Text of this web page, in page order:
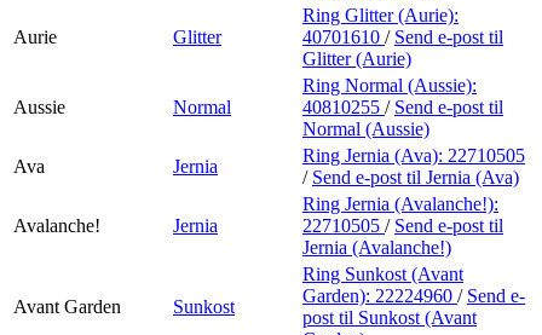
Aurie Glitter
Ring Glitter (Aurie):
40701610 / Send e-post til
Glitter (Aurie)
Aussie Normal
Ring Normal (Aussie):
40810255 / Send e-post til
Normal (Aussie)
Ava
Jernia
Ring Jernia (Ava): 22710505
/ Send e-post til Jernia (Ava)
Avalanche! Jernia
Ring Jernia (Avalanche!):
22710505 / Send e-post til
Jernia (Avalanche!)
Avant Garden Sunkost
Ring Sunkost (Avant
Garden): 22224960 / Send e-
post til Sunkost (Avant